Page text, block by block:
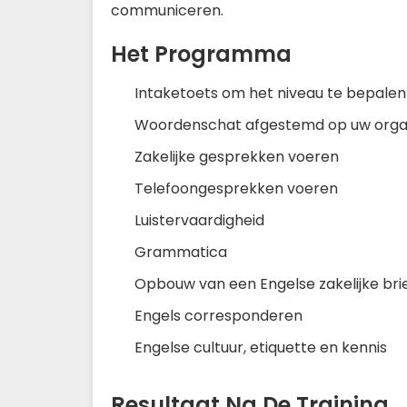
communiceren.
Het Programma
Intaketoets om het niveau te bepalen
Woordenschat afgestemd op uw
Zakelijke gesprekken voeren
Telefoongesprekken voeren
Luistervaardigheid
Grammatica
Opbouw van een Engelse zakelijke
Engels corresponderen
Engelse cultuur, etiquette en kennis